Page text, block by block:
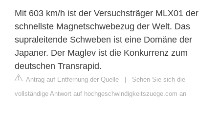
Mit 603 km/h ist der Versuchsträger MLX01 der
schnellste Magnetschwebezug der Welt. Das
supraleitende Schweben ist eine Domäne der
Japaner. Der Maglev ist die Konkurrenz zum
deutschen Transrapid.
Antrag auf Entfernung der Quelle | Sehen Sie sich die
vollständige Antwort auf hochgeschwindigkeitszuege.com an